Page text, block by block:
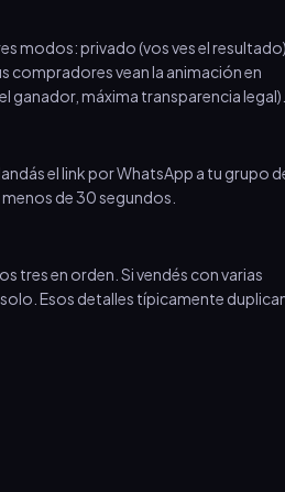
modos: privado (vos ves el resultado),
compradores vean la animación en
ganador, máxima transparencia legal).
el link por WhatsApp a tu grupo
de 30 segundos.
tres en orden. Si vendés con varias
Esos detalles típicamente